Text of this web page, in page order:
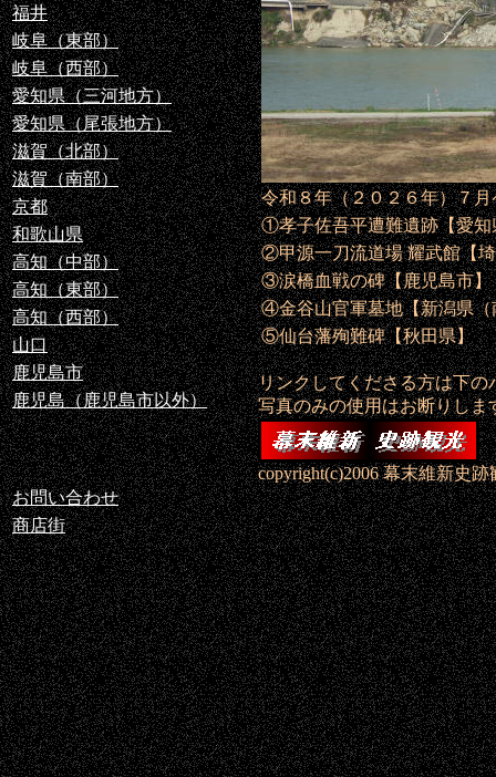
福井
岐阜（東部）
岐阜（西部）
愛知県（三河地方）
愛知県（尾張地方）
滋賀（北部）
滋賀（南部）
京都
和歌山県
高知（中部）
高知（東部）
高知（西部）
山口
鹿児島市
鹿児島（鹿児島市以外）
お問い合わせ
商店街
令和８年（２０２６年）７
①孝子佐吾平遭難遺跡【愛知
②甲源一刀流道場 耀武館【
③涙橋血戦の碑【鹿児島市】
④金谷山官軍墓地【新潟県（
⑤仙台藩殉難碑【秋田県】
リンクしてくださる方は下
写真のみの使用はお断りしま
copyright(c)2006 幕末維新史跡